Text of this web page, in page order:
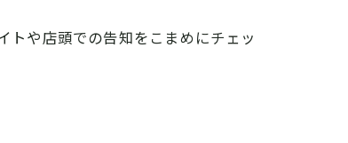
トや店頭での告知をこまめにチェッ